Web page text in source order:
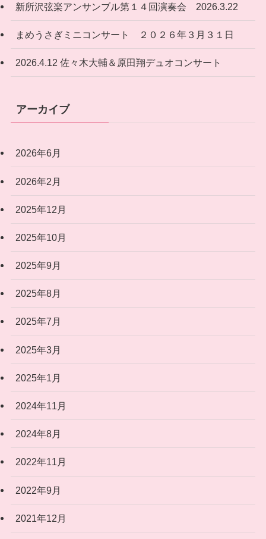
新所沢弦楽アンサンブル第１４回演奏会 2026.3.22
まめうさぎミニコンサート ２０２６年３月３１日
2026.4.12 佐々木大輔＆原田翔デュオコンサート
アーカイブ
2026年6月
2026年2月
2025年12月
2025年10月
2025年9月
2025年8月
2025年7月
2025年3月
2025年1月
2024年11月
2024年8月
2022年11月
2022年9月
2021年12月